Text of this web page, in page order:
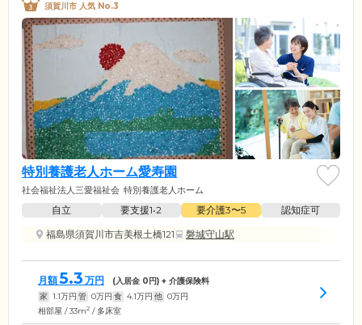
須賀川市 人気 No.3
特別養護老人ホーム愛寿園
社会福祉法人三愛福祉会 特別養護老人ホーム
自立 要支援1•2 要介護3〜5
認知症可
福島県須賀川市吉美根土橋121
磐城守山駅
月額5.3 万円 (入居金 0円) + 介護保険料
家 1.1万円 管 0万円 食 4.1万円 他 0万円
相部屋 / 33m2 / 多床室